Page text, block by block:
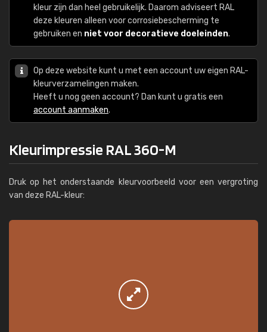
kleur zijn dan heel gebruikelijk. Daarom adviseert RAL
deze kleuren alleen voor corrosiebescherming te
gebruiken en niet voor decoratieve doeleinden.
Op deze website kunt u met een account uw eigen RAL-
kleurverzamelingen maken.
Heeft u nog geen account? Dan kunt u gratis een
account aanmaken.
Kleurimpressie RAL 360-M
Druk op het onderstaande kleurvoorbeeld voor een vergroting
van deze RAL-kleur: